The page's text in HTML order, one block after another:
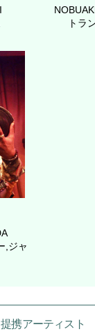
トラ
,ジャ
提携アーティスト